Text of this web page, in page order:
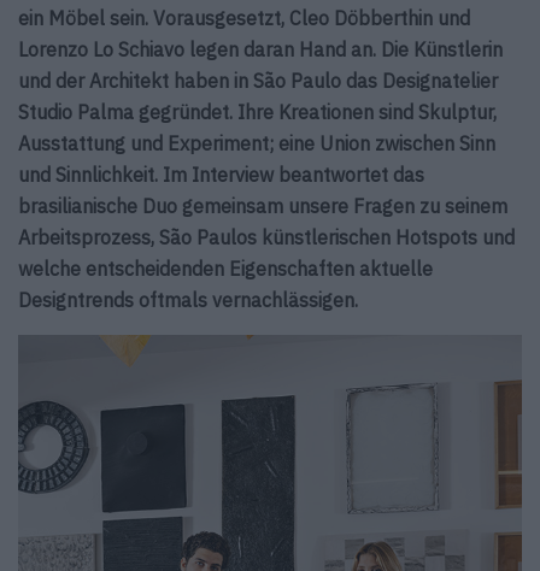
ein Möbel sein. Vorausgesetzt, Cleo Döbberthin und
Lorenzo Lo Schiavo legen daran Hand an. Die Künstlerin
und der Architekt haben in São Paulo das Designatelier
Studio Palma gegründet. Ihre Kreationen sind Skulptur,
Ausstattung und Experiment; eine Union zwischen Sinn
und Sinnlichkeit. Im Interview beantwortet das
brasilianische Duo gemeinsam unsere Fragen zu seinem
Arbeitsprozess, São Paulos künstlerischen Hotspots und
welche entscheidenden Eigenschaften aktuelle
Designtrends oftmals vernachlässigen.